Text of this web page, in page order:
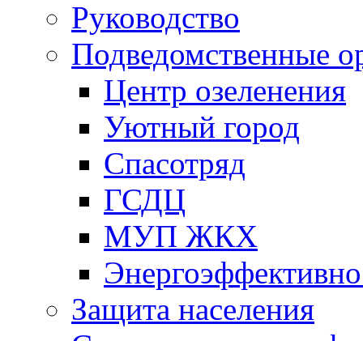
Руководство
Подведомственные
Центр озеленения
Уютный город
Спасотряд
ГСДЦ
МУП ЖКХ
Защита населения